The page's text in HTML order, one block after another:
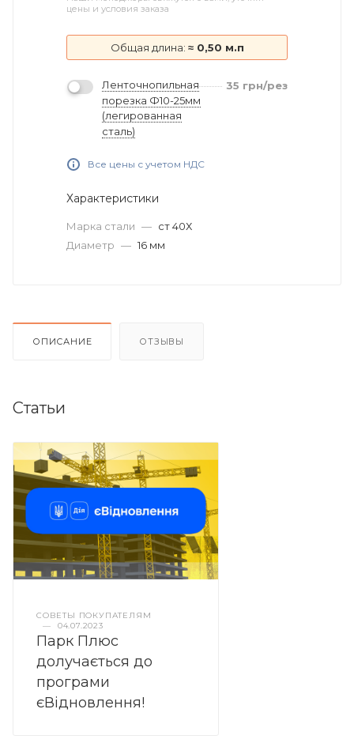
цены и условия заказа
Общая длина: ≈ 0,50 м.п
Ленточнопильная
порезка Ф10-25мм
(легированная
сталь)
35 грн/рез
Все цены с учетом НДС
Характеристики
Марка стали — ст 40Х
Диаметр — 16 мм
ОПИСАНИЕ ОТЗЫВЫ
Статьи
СОВЕТЫ ПОКУПАТЕЛЯМ
—
04.07.2023
Парк Плюс
долучається до
програми
єВідновлення!